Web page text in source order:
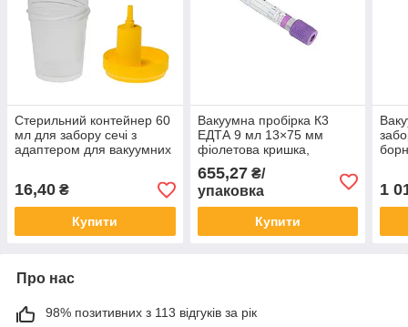
Стерильний контейнер 60
мл для забору сечі з
адаптером для вакуумних
16,40 ₴
Купити
Вакуумна пробірка К3
ЕДТА 9 мл 13×75 мм
фіолетова кришка,
655,27₴/
упаковка
Купити
1
Про нас
98% позитивних з 113 відгуків за рік